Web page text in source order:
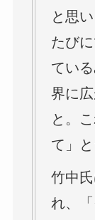
と思
たび
てい
界に
と。
て」
竹中
れ、